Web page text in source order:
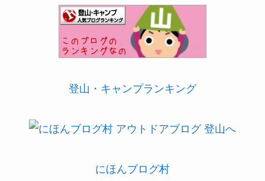
登山・キャンプランキング
にほんブログ村